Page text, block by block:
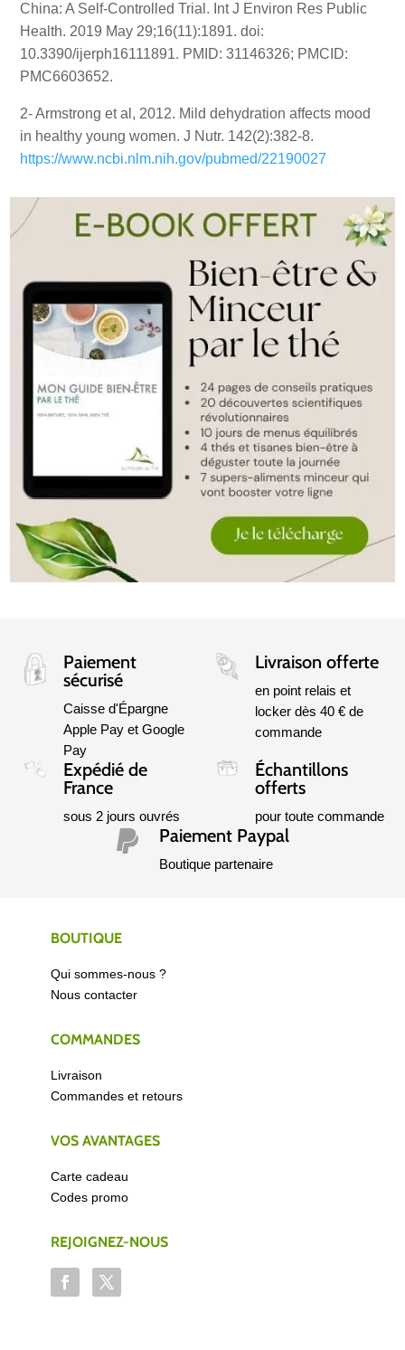
China: A Self-Controlled Trial. Int J Environ Res Public
Health. 2019 May 29;16(11):1891. doi:
10.3390/ijerph16111891. PMID: 31146326; PMCID:
PMC6603652.
2- Armstrong et al, 2012. Mild dehydration affects mood
in healthy young women. J Nutr. 142(2):382-8.
https://www.ncbi.nlm.nih.gov/pubmed/22190027
Paiement
sécurisé
Caisse d'Épargne
Apple Pay et Google
Pay
Livraison offerte
en point relais et
locker dès 40 € de
commande
Expédié de
France
sous 2 jours ouvrés
Échantillons
offerts
pour toute commande
 Paiement Paypal
Boutique partenaire
BOUTIQUE
Qui sommes-nous ?
Nous contacter
COMMANDES
Livraison
Commandes et retours
VOS AVANTAGES
Carte cadeau
Codes promo
REJOIGNEZ-NOUS